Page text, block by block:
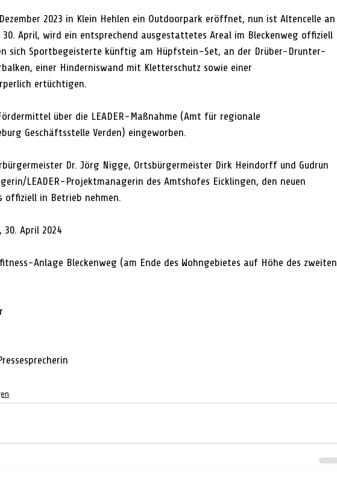
2023 in Klein Hehlen ein Outdoorpark eröffnet, nun ist Altencelle an
30. April, wird ein entsprechend ausgestattetes Areal im Bleckenweg offiziell
sich Sportbegeisterte künftig am Hüpfstein-Set, an der Drüber-Drunter-
einer Hinderniswand mit Kletterschutz sowie einer
ertüchtigen.
über die LEADER-Maßnahme (Amt für regionale
Geschäftsstelle Verden) eingeworben.
Dr. Jörg Nigge, Ortsbürgermeister Dirk Heindorff und Gudrun
LEADER-Projektmanagerin des Amtshofes Eicklingen, den neuen
offiziell in Betrieb nehmen.
April 2024
Anlage Bleckenweg (am Ende des Wohngebietes auf Höhe des zweiten